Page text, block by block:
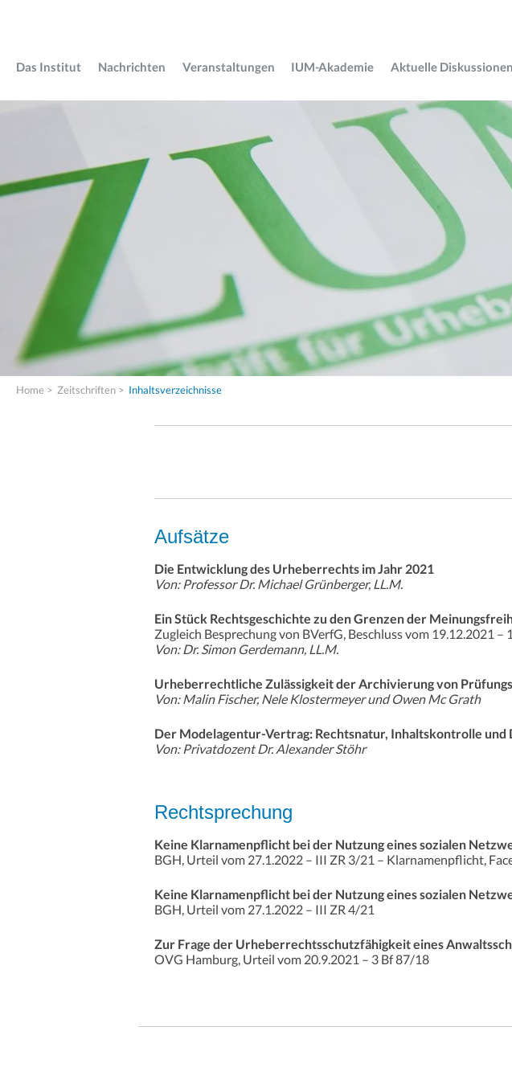
Das Institut Nachrichten Veranstaltungen IUM-Akademie Aktuelle Diskussionen
Home > Zeitschriften > Inhaltsverzeichnisse
Aufsätze
Die Entwicklung des Urheberrechts im Jahr 2021
Von: Professor Dr. Michael Grünberger, LL.M.
Ein Stück Rechtsgeschichte zu den Grenzen der
Zugleich Besprechung von BVerfG, Beschluss vom 19.12.2021
Von: Dr. Simon Gerdemann, LL.M.
Urheberrechtliche Zulässigkeit der Archivierung von
Von: Malin Fischer, Nele Klostermeyer und Owen Mc Grath
Der Modelagentur-Vertrag: Rechtsnatur, Inhaltskontrolle und
Von: Privatdozent Dr. Alexander Stöhr
Rechtsprechung
Keine Klarnamenpflicht bei der Nutzung eines sozialen
BGH, Urteil vom 27.1.2022 – III ZR 3/21 – Klarnamenpflicht,
Keine Klarnamenpflicht bei der Nutzung eines sozialen
BGH, Urteil vom 27.1.2022 – III ZR 4/21
Zur Frage der Urheberrechtsschutzfähigkeit eines
OVG Hamburg, Urteil vom 20.9.2021 – 3 Bf 87/18